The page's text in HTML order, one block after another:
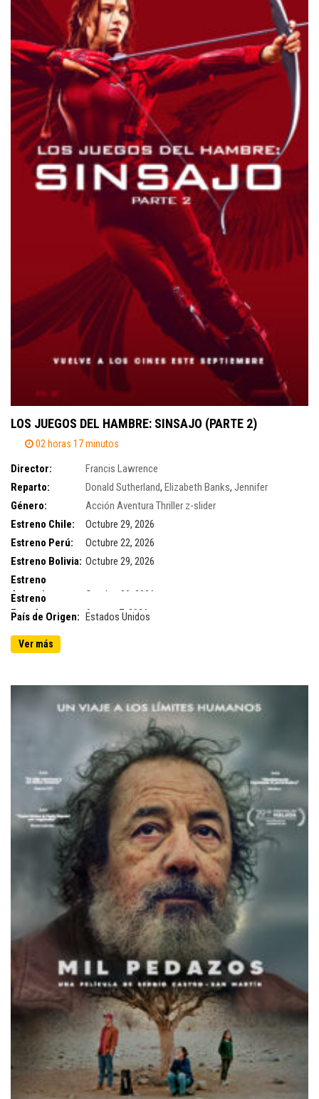
LOS JUEGOS DEL HAMBRE: SINSAJO (PARTE 2)
02 horas 17 minutos
Director:
Francis Lawrence
Reparto:
Donald Sutherland, Elizabeth Banks, Jennifer
Lawrence
Josh Hutcherson,Julianne Moore,Liam Hemsworth
Seymour Hoffman,Stanley Tucci,Woody Harrelson
Género: Acción AventuraThriller z-slider
Estreno Chile:
Octubre 29, 2026
Estreno Perú:
Octubre 22, 2026
Estreno Bolivia: Octubre 29, 2026
Estreno
Argentina:
Octubre 29, 2026
Estreno
Ecuador:
Agosto 7, 2026
País de Origen: Estados Unidos
Ver más